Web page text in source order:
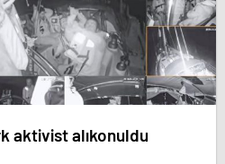
aktivist alıkonuldu